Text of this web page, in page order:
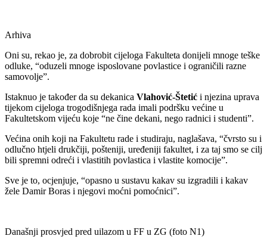
Arhiva
Oni su, rekao je, za dobrobit cijeloga Fakulteta donijeli mnoge teške
odluke, “oduzeli mnoge isposlovane povlastice i ograničili razne
samovolje”.
Istaknuo je također da su dekanica Vlahović-Štetić i njezina uprava
tijekom cijeloga trogodišnjega rada imali podršku većine u
Fakultetskom vijeću koje “ne čine dekani, nego radnici i studenti”.
Većina onih koji na Fakultetu rade i studiraju, naglašava, “čvrsto su i
odlučno htjeli drukčiji, pošteniji, uređeniji fakultet, i za taj smo se cilj
bili spremni odreći i vlastitih povlastica i vlastite komocije”.
Sve je to, ocjenjuje, “opasno u sustavu kakav su izgradili i kakav
žele Damir Boras i njegovi moćni pomoćnici”.
Današnji prosvjed pred uilazom u FF u ZG (foto N1)